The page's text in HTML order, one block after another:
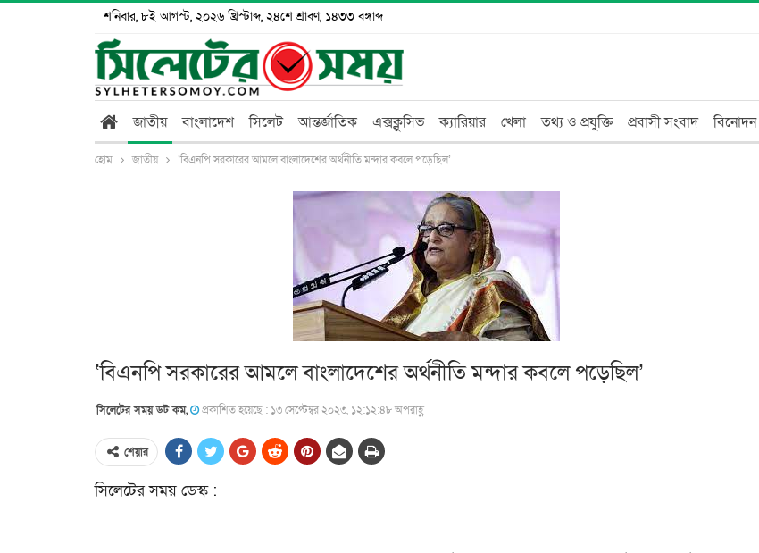
শনিবার, ৮ই আগস্ট, ২০২৬ খ্রিস্টাব্দ, ২৪শে শ্রাবণ, ১৪৩৩ বঙ্গাব্দ
জাতীয় বাংলাদেশ সিলেট আন্তর্জাতিক এক্সক্লুসিভ ক্যারিয়ার খেলা তথ্য ও প্রযুক্তি প্রবাসী সংবাদ বিনোদন
হোম জাতীয় ‘বিএনপি সরকারের আমলে বাংলাদেশের অর্থনীতি মন্দার কবলে পড়েছিল’
‘বিএনপি সরকারের আমলে বাংলাদেশের অর্থনীতি মন্দার কবলে পড়েছিল’
সিলেটের সময় ডট কম, প্রকাশিত হয়েছে : ১৩ সেপ্টেম্বর ২০২৩, ১২:১২:৪৮ অপরাহ্ণ
শেয়ার
সিলেটের সময় ডেস্ক :